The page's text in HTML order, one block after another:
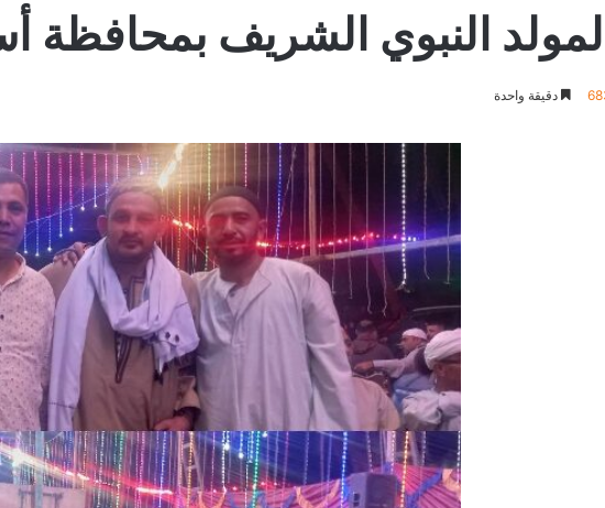
النبوي الشريف بمحافظة
دقيقة واحدة